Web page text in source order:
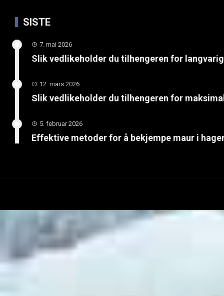
SISTE
7. mai 2026
Slik vedlikeholder du tilhengeren for
12. mars 2026
Slik vedlikeholder du tilhengeren for
5. februar 2026
Effektive metoder for å bekjempe maur i